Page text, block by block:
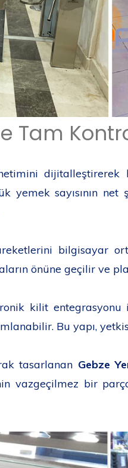
Tam
dijitalleştirerek
yemek sayısının
bilgisayar
önüne geçilir ve
kilit entegrasyonu
Bu yapı,
tasarlanan Gebze
vazgeçilmez bir